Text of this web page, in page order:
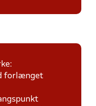
forlænget